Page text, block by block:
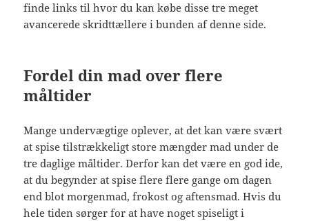
finde links til hvor du kan købe disse tre meget
avancerede skridttællere i bunden af denne side.
Fordel din mad over flere
måltider
Mange undervægtige oplever, at det kan være svært
at spise tilstrækkeligt store mængder mad under de
tre daglige måltider. Derfor kan det være en god ide,
at du begynder at spise flere flere gange om dagen
end blot morgenmad, frokost og aftensmad. Hvis du
hele tiden sørger for at have noget spiseligt i